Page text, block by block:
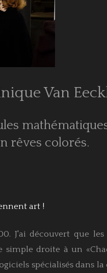
Van
rêves colorés.
art !
J'ai découvert que
simple droite à un
spécialisés dans